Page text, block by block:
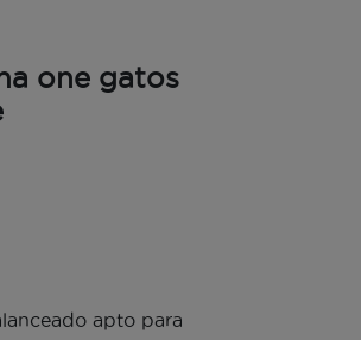
one gatos
apto para